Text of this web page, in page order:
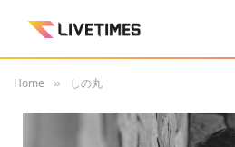
Home » しの丸